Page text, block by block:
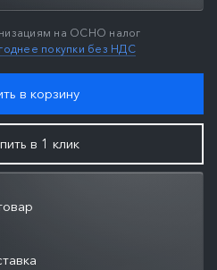
на ОСНО налог
покупки без НДС
в корзину
в 1 клик